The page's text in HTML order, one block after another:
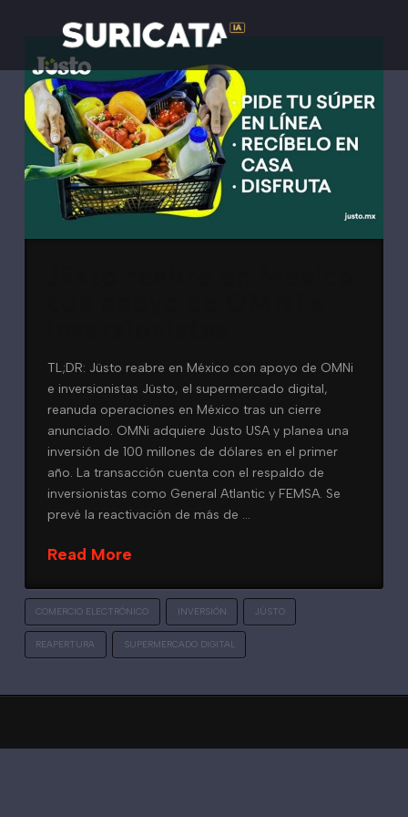
TL;DR: Jüsto reabre en México con apoyo de OMNi
e inversionistas Jüsto, el supermercado digital,
reanuda operaciones en México tras un cierre
anunciado. OMNi adquiere Jüsto USA y planea una
inversión de 100 millones de dólares en el primer
año. La transacción cuenta con el respaldo de
inversionistas como General Atlantic y FEMSA. Se
prevé la reactivación de más de …
Read More
COMERCIO ELECTRÓNICO INVERSIÓN JÜSTO
REAPERTURA SUPERMERCADO DIGITAL